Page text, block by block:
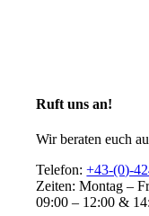
Ruft uns an!
Wir beraten euch
Telefon:+43-(0)-
Zeiten: Montag –
09:00 – 12:00 &